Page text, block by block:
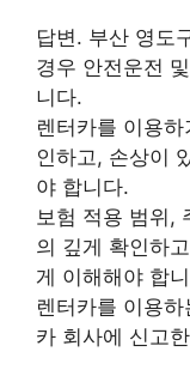
답변. 부산 영도
경우 안전운전
니다.
렌터카를 이용
인하고, 손상이
야 합니다.
보험 적용 범위,
의 깊게 확인하
게 이해해야 합
렌터카를 이용
카 회사에 신고